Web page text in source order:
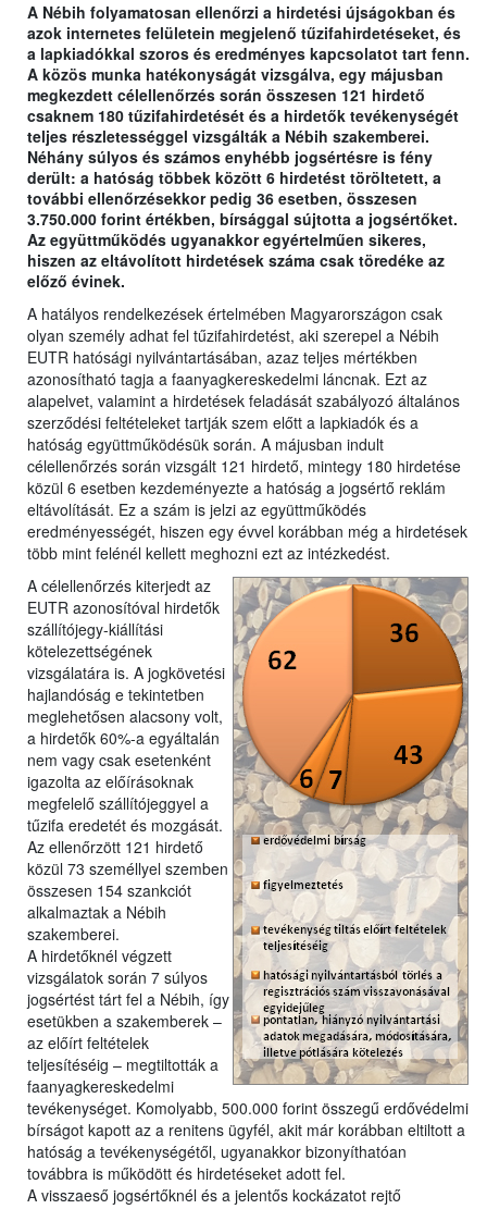
A Nébih folyamatosan ellenőrzi a hirdetési újságokban és
azok internetes felületein megjelenő tűzifahirdetéseket, és
a lapkiadókkal szoros és eredményes kapcsolatot tart fenn.
A közös munka hatékonyságát vizsgálva, egy májusban
megkezdett célellenőrzés során összesen 121 hirdető
csaknem 180 tűzifahirdetését és a hirdetők tevékenységét
teljes részletességgel vizsgálták a Nébih szakemberei.
Néhány súlyos és számos enyhébb jogsértésre is fény
derült: a hatóság többek között 6 hirdetést töröltetett, a
további ellenőrzésekkor pedig 36 esetben, összesen
3.750.000 forint értékben, bírsággal sújtotta a jogsértőket.
Az együttműködés ugyanakkor egyértelműen sikeres,
hiszen az eltávolított hirdetések száma csak töredéke az
előző évinek.
A hatályos rendelkezések értelmében Magyarországon csak
olyan személy adhat fel tűzifahirdetést, aki szerepel a Nébih
EUTR hatósági nyilvántartásában, azaz teljes mértékben
azonosítható tagja a faanyagkereskedelmi láncnak. Ezt az
alapelvet, valamint a hirdetések feladását szabályozó általános
szerződési feltételeket tartják szem előtt a lapkiadók és a
hatóság együttműködésük során. A májusban indult
célellenőrzés során vizsgált 121 hirdető, mintegy 180 hirdetése
közül 6 esetben kezdeményezte a hatóság a jogsértő reklám
eltávolítását. Ez a szám is jelzi az együttműködés
eredményességét, hiszen egy évvel korábban még a hirdetések
több mint felénél kellett meghozni ezt az intézkedést.
A célellenőrzés kiterjedt az
EUTR azonosítóval hirdetők
szállítójegy-kiállítási
kötelezettségének
vizsgálatára is. A jogkövetési
hajlandóság e tekintetben
meglehetősen alacsony volt,
a hirdetők 60%-a egyáltalán
nem vagy csak esetenként
igazolta az előírásoknak
megfelelő szállítójeggyel a
tűzifa eredetét és mozgását.
Az ellenőrzött 121 hirdető
közül 73 személlyel szemben
összesen 154 szankciót
alkalmaztak a Nébih
szakemberei.
A hirdetőknél végzett
vizsgálatok során 7 súlyos
jogsértést tárt fel a Nébih, így
esetükben a szakemberek –
az előírt feltételek
teljesítéséig – megtiltották a
faanyagkereskedelmi
tevékenységet. Komolyabb, 500.000 forint összegű erdővédelmi
bírságot kapott az a renitens ügyfél, akit már korábban eltiltott a
hatóság a tevékenységétől, ugyanakkor bizonyíthatóan
továbbra is működött és hirdetéseket adott fel.
A visszaeső jogsértőknél és a jelentős kockázatot rejtő